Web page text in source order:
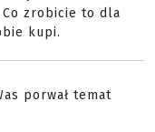
zrobicie to dla
kupi.
porwał temat